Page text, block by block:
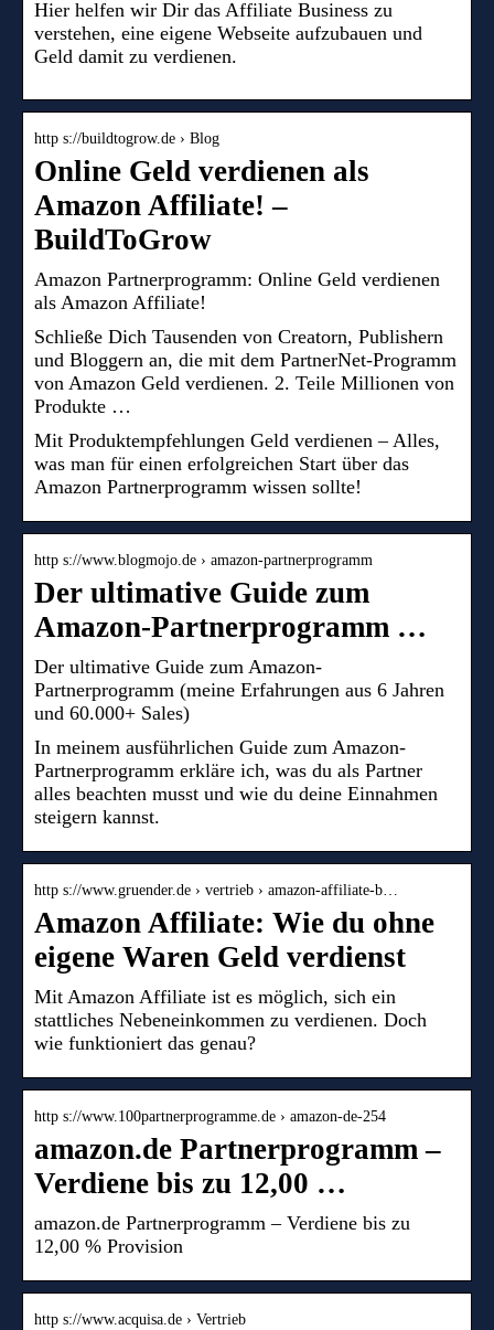
Hier helfen wir Dir das Affiliate Business zu
verstehen, eine eigene Webseite aufzubauen und
Geld damit zu verdienen.
http s://buildtogrow.de › Blog
Online Geld verdienen als
Amazon Affiliate! –
BuildToGrow
Amazon Partnerprogramm: Online Geld verdienen
als Amazon Affiliate!
Schließe Dich Tausenden von Creatorn, Publishern
und Bloggern an, die mit dem PartnerNet-Programm
von Amazon Geld verdienen. 2. Teile Millionen von
Produkte …
Mit Produktempfehlungen Geld verdienen – Alles,
was man für einen erfolgreichen Start über das
Amazon Partnerprogramm wissen sollte!
http s://www.blogmojo.de › amazon-partnerprogramm
Der ultimative Guide zum
Amazon-Partnerprogramm …
Der ultimative Guide zum Amazon-
Partnerprogramm (meine Erfahrungen aus 6 Jahren
und 60.000+ Sales)
In meinem ausführlichen Guide zum Amazon-
Partnerprogramm erkläre ich, was du als Partner
alles beachten musst und wie du deine Einnahmen
steigern kannst.
http s://www.gruender.de › vertrieb › amazon-affiliate-b…
Amazon Affiliate: Wie du ohne
eigene Waren Geld verdienst
Mit Amazon Affiliate ist es möglich, sich ein
stattliches Nebeneinkommen zu verdienen. Doch
wie funktioniert das genau?
http s://www.100partnerprogramme.de › amazon-de-254
amazon.de Partnerprogramm –
Verdiene bis zu 12,00 …
amazon.de Partnerprogramm – Verdiene bis zu
12,00 % Provision
http s://www.acquisa.de › Vertrieb